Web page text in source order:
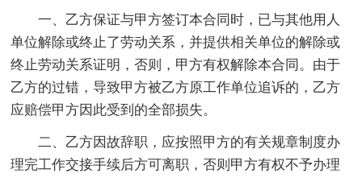
一、乙方保证与甲方签订本合同时，已与其他用人
单位解除或终止了劳动关系，并提供相关单位的解除或
终止劳动关系证明，否则，甲方有权解除本合同。由于
乙方的过错，导致甲方被乙方原工作单位追诉的，乙方
应赔偿甲方因此受到的全部损失。
二、乙方因故辞职，应按照甲方的有关规章制度办
理完工作交接手续后方可离职，否则甲方有权不予办理